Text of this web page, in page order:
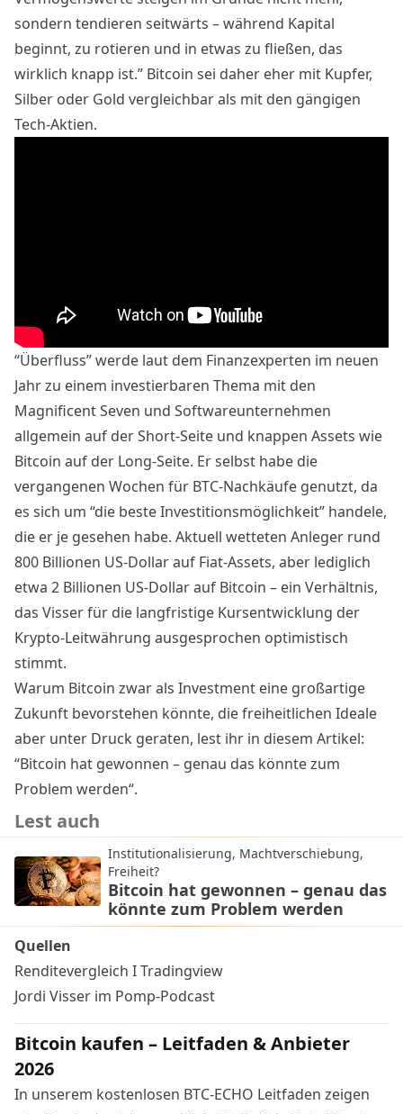
sondern tendieren seitwärts – während Kapital
beginnt, zu rotieren und in etwas zu fließen, das
wirklich knapp ist.” Bitcoin sei daher eher mit Kupfer,
Silber oder Gold vergleichbar als mit den gängigen
Tech-Aktien.
“Überfluss” werde laut dem Finanzexperten im neuen
Jahr zu einem investierbaren Thema mit den
Magnificent Seven und Softwareunternehmen
allgemein auf der Short-Seite und knappen Assets wie
Bitcoin auf der Long-Seite. Er selbst habe die
vergangenen Wochen für BTC-Nachkäufe genutzt, da
es sich um “die beste Investitionsmöglichkeit” handele,
die er je gesehen habe. Aktuell wetteten Anleger rund
800 Billionen US-Dollar auf Fiat-Assets, aber lediglich
etwa 2 Billionen US-Dollar auf Bitcoin – ein Verhältnis,
das Visser für die langfristige Kursentwicklung der
Krypto-Leitwährung ausgesprochen optimistisch
stimmt.
Warum Bitcoin zwar als Investment eine großartige
Zukunft bevorstehen könnte, die freiheitlichen Ideale
aber unter Druck geraten, lest ihr in diesem Artikel:
“Bitcoin hat gewonnen – genau das könnte zum
Problem werden“.
Lest auch
Institutionalisierung, Machtverschiebung,
Freiheit?
Bitcoin hat gewonnen – genau das
könnte zum Problem werden
Quellen
Renditevergleich I Tradingview
Jordi Visser im Pomp-Podcast
Bitcoin kaufen – Leitfaden & Anbieter
2026
In unserem kostenlosen BTC-ECHO Leitfaden zeigen